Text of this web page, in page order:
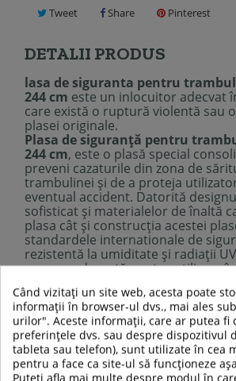
Tweet Share Pinterest
DETALII PRODUS
lasa de siguranta pentru
244 cm este un inlocuitor adecvat
care există o ruptură violentă sau
plasei originale.
Plasa de siguranță pentru
244 cm, este o plasă special
preveni cazaturile din zona de
trambulinei și de a proteja
eventual accident. Datorită
sofisticat și materialelor de înaltă
plasa cât și construcția acestei
standardele internationale de
rezistentă la umiditate și radiații
urmare adecvată pentru utilizare
Descrierea tehnica:
Extrem de puternică și durabilă
Rezistent la umiditate și la radiatii
Diametrul plasei:244 cm
Inaltime:2 m
Când vizitați un site web, acesta poate
informații în browser-ul dvs., mai ales
urilor". Aceste informații, care ar putea fi
preferințele dvs. sau despre dispozitivul
tableta sau telefon), sunt utilizate în cea
pentru a face ca site-ul să funcționeze
Puteți afla mai multe despre modul în